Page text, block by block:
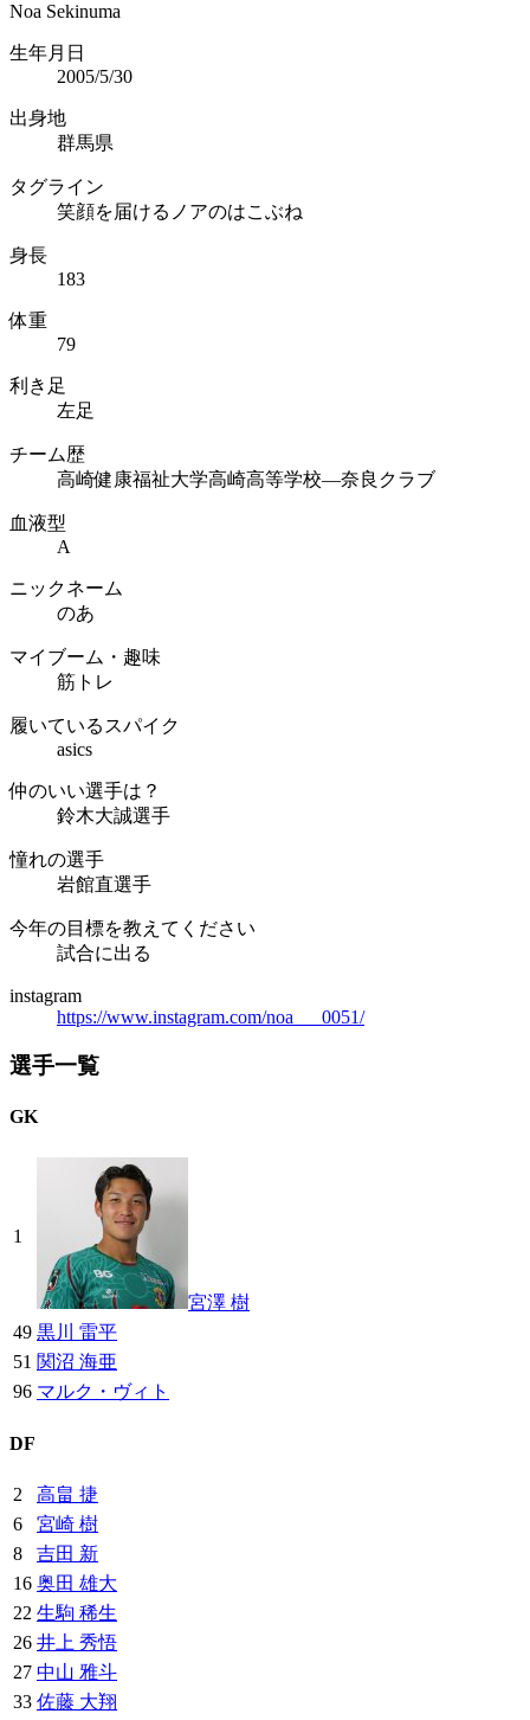
Noa Sekinuma
生年月日
2005/5/30
出身地
群馬県
タグライン
笑顔を届けるノアのはこぶね
身長
183
体重
79
利き足
左足
チーム歴
高崎健康福祉大学高崎高等学校―奈良クラブ
血液型
A
ニックネーム
のあ
マイブーム・趣味
筋トレ
履いているスパイク
asics
仲のいい選手は？
鈴木大誠選手
憧れの選手
岩館直選手
今年の目標を教えてください
試合に出る
instagram
https://www.instagram.com/noa___0051/
選手一覧
GK
1
宮澤 樹
49 黒川 雷平
51 関沼 海亜
96 マルク・ヴィト
DF
2
高畠 捷
6
宮崎 樹
8
吉田 新
16 奥田 雄大
22 生駒 稀生
26 井上 秀悟
27 中山 雅斗
33 佐藤 大翔